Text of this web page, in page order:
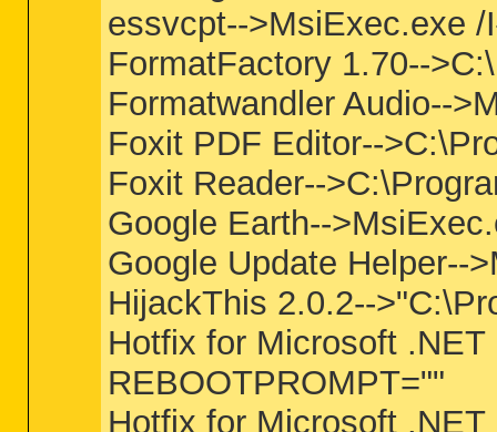
essvcpt-->MsiExec.exe
FormatFactory 1.70--
Formatwandler Audio--
Foxit PDF Editor--
Foxit Reader--
Google Earth--
Google Update Helper--
HijackThis 2.0.2--
Hotfix for Microsoft
REBOOTPROMPT=""
Hotfix for Microsoft